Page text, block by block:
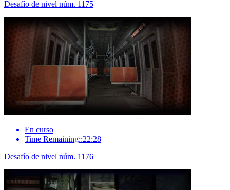
Desafío de nivel núm. 1175
En curso
Time Remaining::22:28
Desafío de nivel núm. 1176